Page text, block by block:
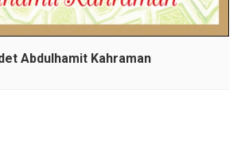
Abdulhamit Kahraman